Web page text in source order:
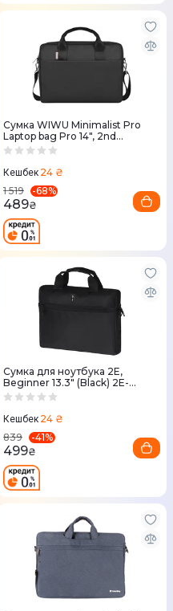
Сумка WIWU Minimalist Pro
Laptop bag Pro 14", 2nd
Generation (Black)
Кешбек 24 ₴
1 519
-68%
489₴
Сумка для ноутбука 2E,
Beginner 13.3" (Black) 2E-
CBN313BK
Кешбек 24 ₴
839
-41%
499₴